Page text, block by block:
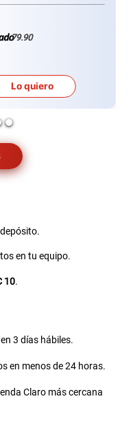
79.90
Lo quiero
en tu equipo.
10.
3 días hábiles.
en menos de 24 horas.
Claro más cercana